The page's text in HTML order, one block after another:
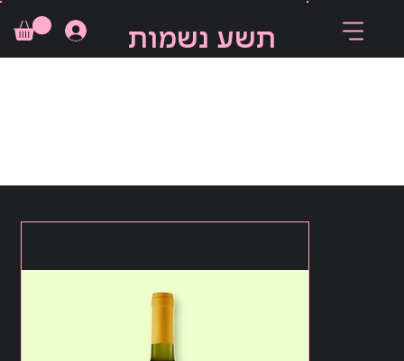
תשע נשמות